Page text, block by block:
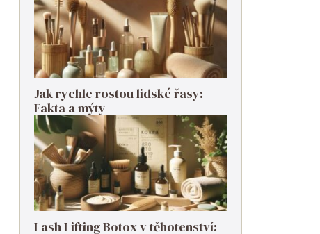
Jak rychle rostou lidské řasy:
Fakta a mýty
Lash Lifting Botox v těhotenství: